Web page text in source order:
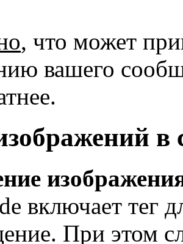
, что может
вашего
в
включает тег
При этом